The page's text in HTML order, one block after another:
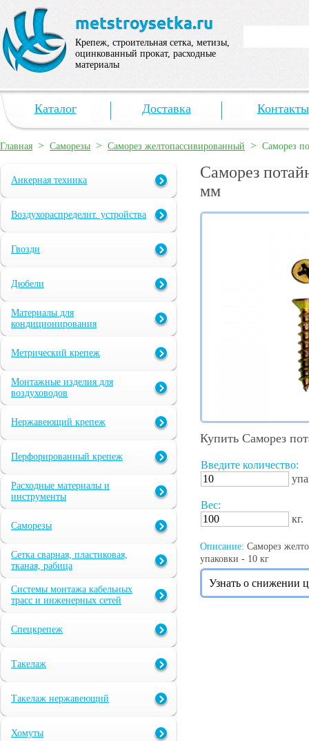
Крепеж, строительная сетка, метизы,
оцинкованный прокат, расходные
материалы
Каталог Доставка Контакты
Главная > Саморезы > Саморез желтопассивированный > Саморез
Анкерная техника
Воздухораспределит. устройства
Гвозди
Дюбели
Материалы для
кондиционирования
Метрический крепеж
Монтажные изделия для
воздуховодов
Нержавеющий крепеж
Перфорированный крепеж
Расходные материалы и
инструменты
Саморезы
Сетка сварная, пластиковая,
тканая, рабица
Системы монтажа кабельных
трасс и инженерных сетей
Спецкрепеж
Такелаж
Такелаж нержавеющий
Хомуты
Саморез
мм
Купить Саморез
Введите количество:
Вес:
кг.
Описание: Саморез
упаковки - 10 кг
Узнать о снижении